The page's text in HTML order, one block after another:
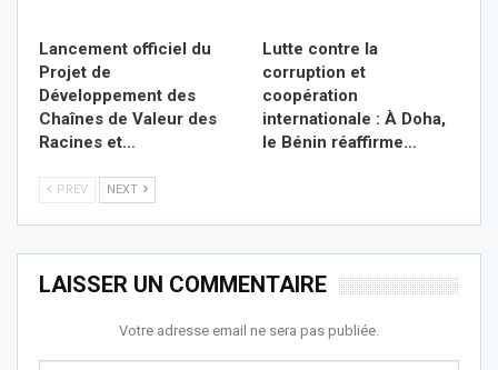
Lancement officiel du
Projet de
Développement des
Chaînes de Valeur des
Racines et…
Lutte contre la
corruption et
coopération
internationale : À Doha,
le Bénin réaffirme…
PREV NEXT
LAISSER UN COMMENTAIRE
Votre adresse email ne sera pas publiée.